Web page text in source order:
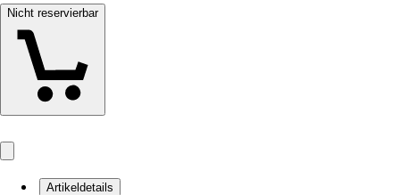
Nicht reservierbar
Artikeldetails